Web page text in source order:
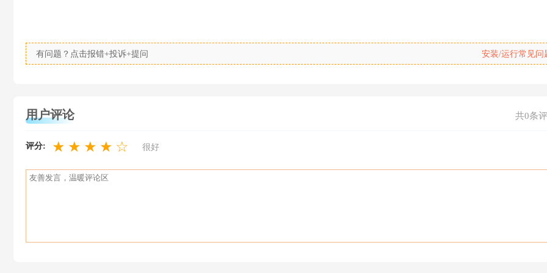
有问题？点击报错+投诉+提问 安装/运行常见问
用户评论 共0条
评分: ★ ★ ★ ★ ☆ 很好